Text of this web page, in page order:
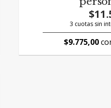
3 cuotas sin
$9.775,00